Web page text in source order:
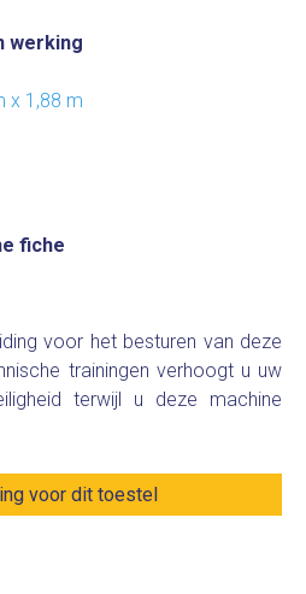
werking
x 1,88 m
fiche
voor het besturen van deze
trainingen verhoogt u uw
terwijl u deze machine
voor dit toestel